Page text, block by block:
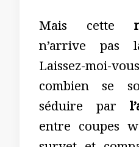
Mais cette
n’arrive pas
Laissez-
combien se
séduire par
entre coupes